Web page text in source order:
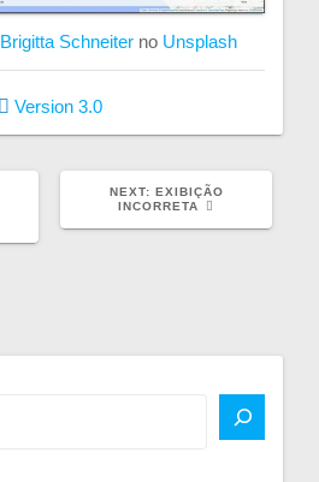
Brigitta Schneiterno Unsplash
Version 3.0
NEXT: NEXT
POST:
EXIBIÇÃO
INCORRETA